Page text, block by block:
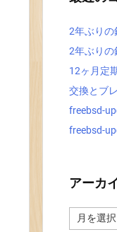
2年ぶり
2年ぶり
12ヶ月定
交換とブ
freebsd-
freebsd-
アーカ
ー